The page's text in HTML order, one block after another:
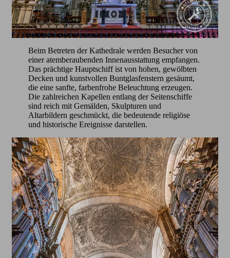
Beim Betreten der Kathedrale werden Besucher von
einer atemberaubenden Innenausstattung empfangen.
Das prächtige Hauptschiff ist von hohen, gewölbten
Decken und kunstvollen Buntglasfenstern gesäumt,
die eine sanfte, farbenfrohe Beleuchtung erzeugen.
Die zahlreichen Kapellen entlang der Seitenschiffe
sind reich mit Gemälden, Skulpturen und
Altarbildern geschmückt, die bedeutende religiöse
und historische Ereignisse darstellen.